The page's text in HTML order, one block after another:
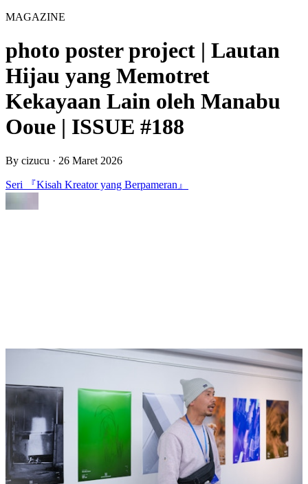
MAGAZINE
photo poster project | Lautan
Hijau yang Memotret
Kekayaan Lain oleh Manabu
Ooue | ISSUE #188
By cizucu · 26 Maret 2026
Seri 『Kisah Kreator yang Berpameran』